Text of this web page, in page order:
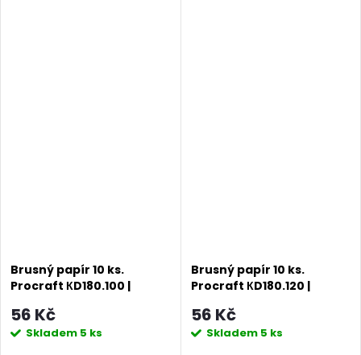
Brusný papír 10 ks.
Procraft КD180.100 |
56 Kč
Skladem 5 ks
Brusný papír 10 ks.
Procraft КD180.120 |
56 Kč
Skladem 5 ks